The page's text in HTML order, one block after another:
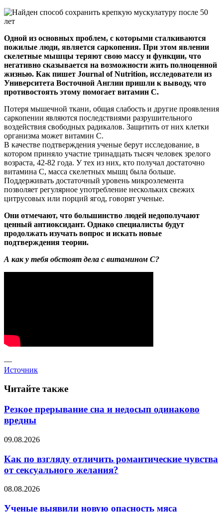
Одной из основных проблем, с которыми сталкиваются
пожилые люди, является саркопения. При этом явлении
скелетные мышцы теряют свою массу и функции, что
негативно сказывается на возможности жить полноценной
жизнью. Как пишет Journal of Nutrition, исследователи из
Университета Восточной Англии пришли к выводу, что
противостоять этому помогает витамин С.
Потеря мышечной ткани, общая слабость и другие проявления
саркопении являются последствиями разрушительного
воздействия свободных радикалов. Защитить от них клетки
организма может витамин С.
В качестве подтверждения ученые берут исследование, в
котором приняло участие тринадцать тысяч человек зрелого
возраста, 42-82 года. У тех из них, кто получал достаточно
витамина С, масса скелетных мышц была больше.
Поддерживать достаточный уровень микроэлемента
позволяет регулярное употребление нескольких свежих
цитрусовых или порций ягод, говорят ученые.
Они отмечают, что большинство людей недополучают
ценный антиоксидант. Однако специалисты будут
продолжать изучать вопрос и искать новые
подтверждения теории.
А как у тебя обстоят дела с витамином С?
—
Источник
Читайте также
Резкое прерывание сна и недосып одинаково
вредны
09.08.2026
Как по взгляду отличить романтические чувства
от сексуального желания?
08.08.2026
Ученые выявили новую опасность мяса